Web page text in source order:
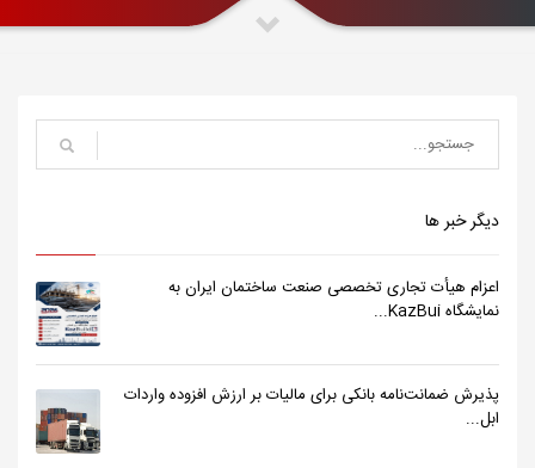
دیگر خبر ها
اعزام هیأت تجاری تخصصی صنعت ساختمان ایران به
نمایشگاه KazBui...
پذیرش ضمانت‌نامه بانکی برای مالیات بر ارزش افزوده واردات
ابل...